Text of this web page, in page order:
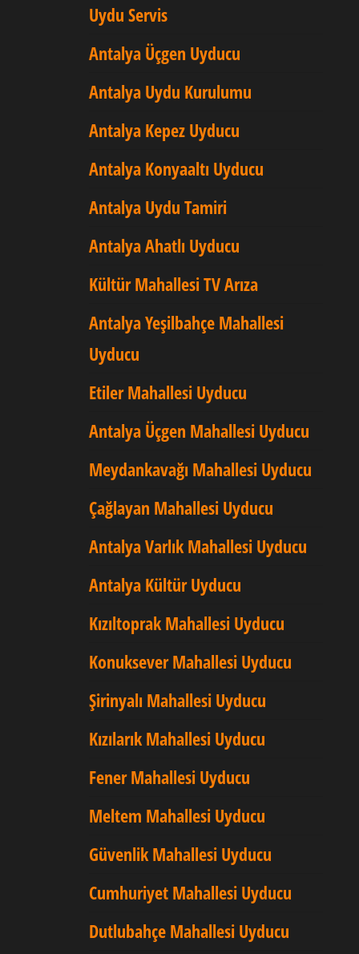
Uydu Servis
Antalya Üçgen Uyducu
Antalya Uydu Kurulumu
Antalya Kepez Uyducu
Antalya Konyaaltı Uyducu
Antalya Uydu Tamiri
Antalya Ahatlı Uyducu
Kültür Mahallesi TV Arıza
Antalya Yeşilbahçe Mahallesi
Uyducu
Etiler Mahallesi Uyducu
Antalya Üçgen Mahallesi Uyducu
Meydankavağı Mahallesi Uyducu
Çağlayan Mahallesi Uyducu
Antalya Varlık Mahallesi Uyducu
Antalya Kültür Uyducu
Kızıltoprak Mahallesi Uyducu
Konuksever Mahallesi Uyducu
Şirinyalı Mahallesi Uyducu
Kızılarık Mahallesi Uyducu
Fener Mahallesi Uyducu
Meltem Mahallesi Uyducu
Güvenlik Mahallesi Uyducu
Cumhuriyet Mahallesi Uyducu
Dutlubahçe Mahallesi Uyducu